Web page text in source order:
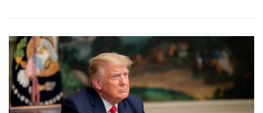
programma. Conversazione con l’eurodeputato del Pd,
Matteo Ricci